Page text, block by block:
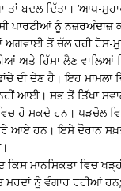
ਤਾਂ ਬਦਲ ਦਿੱਤਾ। ‘ਆਪ-
ਨੂੰ ਨਜ਼ਰਅੰਦਾਜ਼
ਅਗਵਾਈ ਤੋਂ ਚੱਲ ਰਹੀ
ਅਤੇ ਹਿੱਸਾ ਲੈਣ ਵਾਲਿਆਂ
ਦੀ ਦੇਣ ਹੈ। ਇਹ
ਆਈ। ਸਭ ਤੋਂ ਤਿੱਖਾ
ਹੋ ਸਕਦੇ ਹਨ। ਪੜਚੋਲ
ਆਏ ਹਨ। ਇਸੇ ਦੌਰਾਨ
ਮਾਨਸਿਕਤਾ ਵਿਚ
ਮਰਦਾਂ ਨੂੰ ਵੰਗਾਰ ਰਹੀਆਂ